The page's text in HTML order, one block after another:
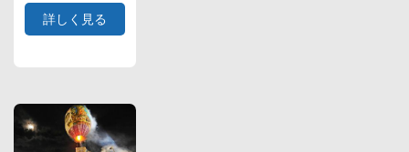
詳しく見る